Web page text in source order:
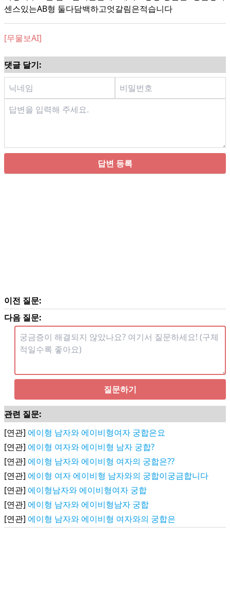
센스있는AB형 둘다담백하고엇갈림은적습니다
[무물보AI]
댓글 달기:
답변 등록
이전 질문:
다음 질문:
질문하기
관련 질문:
[연관] 에이형 남자와 에이비형여자 궁합은요
[연관] 에이형 여자와 에이비형 남자 궁합?
[연관] 에이형 남자와 에이비형 여자의 궁합은??
[연관] 에이형 여자 에이비형 남자와의 궁합이궁금합니다
[연관] 에이형남자와 에이비형여자 궁합
[연관] 에이형 남자와 에이비형남자 궁합
[연관] 에이형 남자와 에이비형 여자와의 궁합은